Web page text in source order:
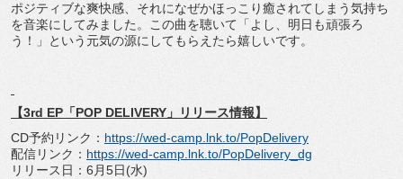
ポジティブな爽快感、それになぜかほっこり癒されてしまう気持ち
を音楽にしてみました。この曲を聴いて「よし、明日も頑張ろ
う！」という元気の源にしてもらえたら嬉しいです。
【3rd EP「POP DELIVERY」リリース情報】
CD予約リンク： https://wed-camp.lnk.to/PopDelivery
配信リンク： https://wed-camp.lnk.to/PopDelivery_dg
リリース日：6月5日(水)